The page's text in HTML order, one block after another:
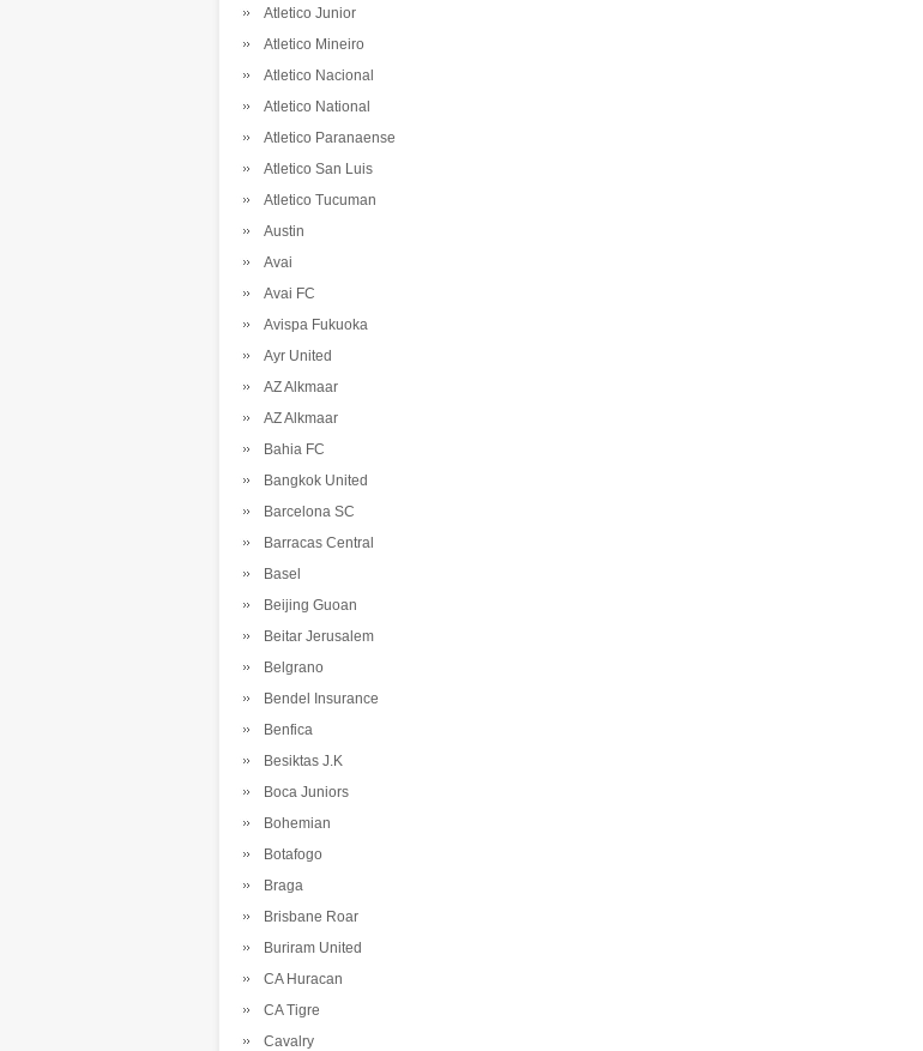
Atletico Junior
Atletico Mineiro
Atletico Nacional
Atletico National
Atletico Paranaense
Atletico San Luis
Atletico Tucuman
Austin
Avai
Avai FC
Avispa Fukuoka
Ayr United
AZ Alkmaar
AZ Alkmaar
Bahia FC
Bangkok United
Barcelona SC
Barracas Central
Basel
Beijing Guoan
Beitar Jerusalem
Belgrano
Bendel Insurance
Benfica
Besiktas J.K
Boca Juniors
Bohemian
Botafogo
Braga
Brisbane Roar
Buriram United
CA Huracan
CA Tigre
Cavalry